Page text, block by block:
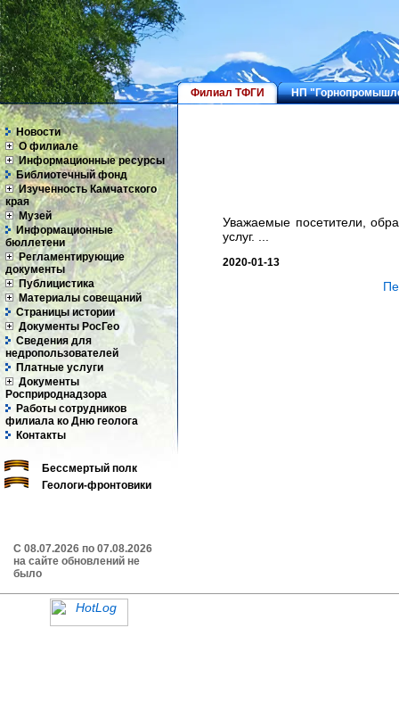
Филиал ТФГИ НП
Новости
О филиале
Информационные ресурсы
Библиотечный фонд
Изученность Камчатского
края
Музей
Информационные
бюллетени
Регламентирующие
документы
Публицистика
Материалы совещаний
Страницы истории
Документы РосГео
Сведения для
недропользователей
Платные услуги
Документы
Росприроднадзора
Работы сотрудников
филиала ко Дню геолога
Контакты
Бессмертый полк
Геологи-фронтовики
C 08.07.2026 по 07.08.2026
на сайте обновлений не
было
Уважаемые посетители,
услуг. ...
2020-01-13